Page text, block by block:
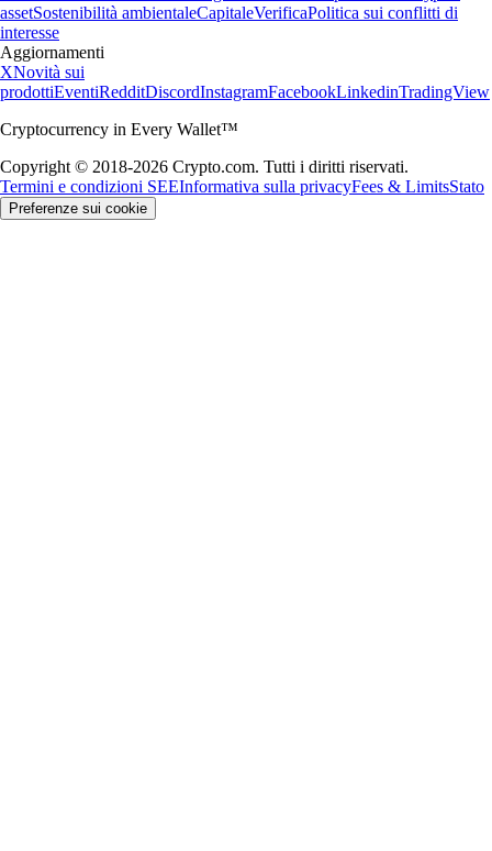
assetSostenibilità ambientaleCapitaleVerificaPolitica sui conflitti di
interesse
Aggiornamenti
XNovità sui
prodottiEventiRedditDiscordInstagramFacebookLinkedinTradingView
Cryptocurrency in Every Wallet™
Copyright © 2018-2026 Crypto.com. Tutti i diritti riservati.
Termini e condizioni SEEInformativa sulla privacyFees & LimitsStato
Preferenze sui cookie